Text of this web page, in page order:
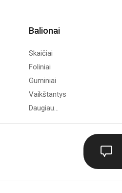
Balionai
Skaičiai
Foliniai
Guminiai
Vaikštantys
Daugiau...